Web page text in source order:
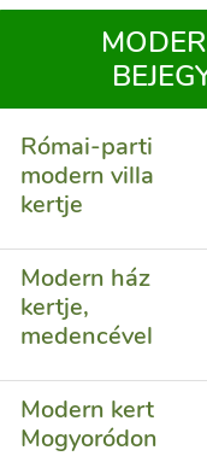
Római-parti
modern villa
kertje
Modern ház
kertje,
medencével
Modern kert
Mogyoródon